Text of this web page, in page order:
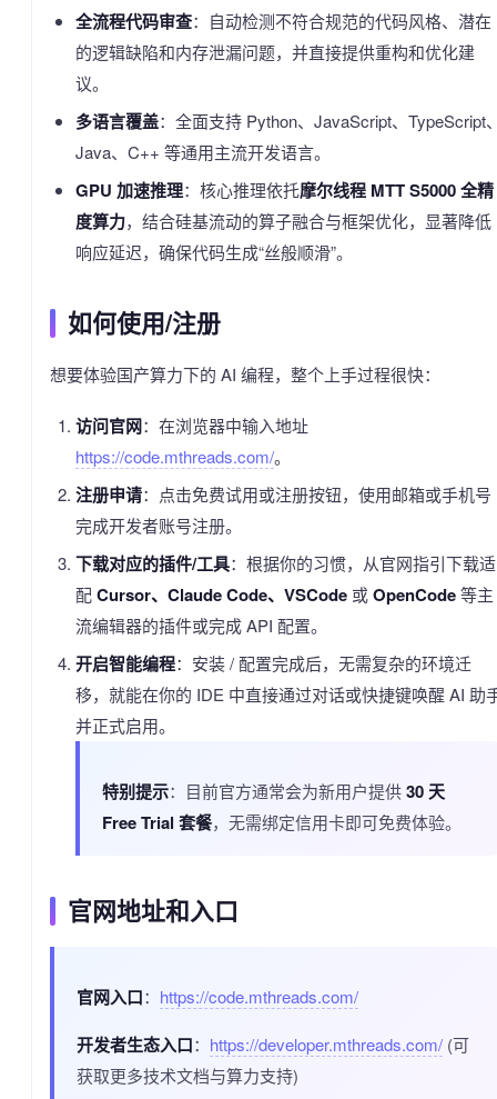
全流程代码审查：自动检测不符合规范的代码风格、潜在
的逻辑缺陷和内存泄漏问题，并直接提供重构和优化建
议。
多语言覆盖：全面支持 Python、JavaScript、TypeScript
Java、C++ 等通用主流开发语言。
GPU 加速推理：核心推理依托摩尔线程 MTT S5000 全精
度算力，结合硅基流动的算子融合与框架优化，显著降低
响应延迟，确保代码生成“丝般顺滑”。
如何使用/注册
想要体验国产算力下的 AI 编程，整个上手过程很快：
访问官网：在浏览器中输入地址
https://code.mthreads.com/。
注册申请：点击免费试用或注册按钮，使用邮箱或手机号
完成开发者账号注册。
下载对应的插件/工具：根据你的习惯，从官网指引下载适
配Cursor、Claude Code、VSCode或OpenCode等主
流编辑器的插件或完成 API 配置。
开启智能编程：安装 / 配置完成后，无需复杂的环境迁
移，就能在你的 IDE 中直接通过对话或快捷键唤醒 AI 助
并正式启用。
特别提示：目前官方通常会为新用户提供30 天
Free Trial 套餐，无需绑定信用卡即可免费体验。
官网地址和入口
官网入口： https://code.mthreads.com/
开发者生态入口： https://developer.mthreads.com/ (可
获取更多技术文档与算力支持)